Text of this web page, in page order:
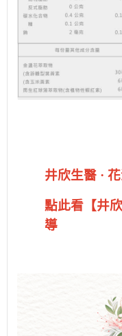
井欣生醫 ·
點此看【井
導